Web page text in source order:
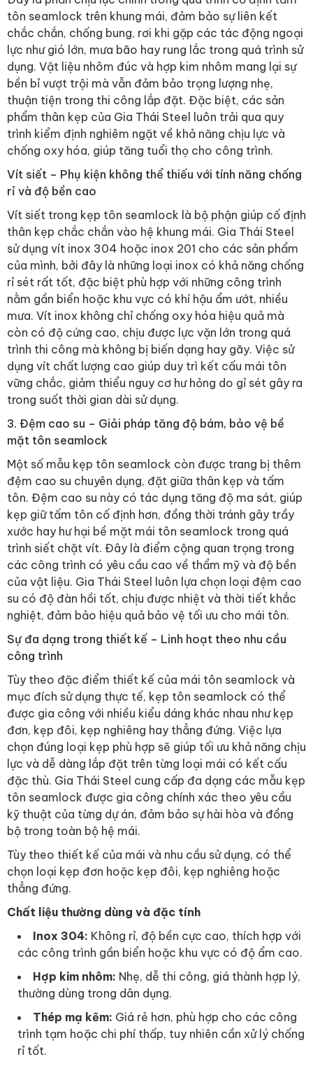
tôn seamlock trên khung mái, đảm bảo sự liên kết
chắc chắn, chống bung, rơi khi gặp các tác động ngoại
lực như gió lớn, mưa bão hay rung lắc trong quá trình sử
dụng. Vật liệu nhôm đúc và hợp kim nhôm mang lại sự
bền bỉ vượt trội mà vẫn đảm bảo trọng lượng nhẹ,
thuận tiện trong thi công lắp đặt. Đặc biệt, các sản
phẩm thân kẹp của Gia Thái Steel luôn trải qua quy
trình kiểm định nghiêm ngặt về khả năng chịu lực và
chống oxy hóa, giúp tăng tuổi thọ cho công trình.
Vít siết – Phụ kiện không thể thiếu với tính năng chống
rỉ và độ bền cao
Vít siết trong kẹp tôn seamlock là bộ phận giúp cố định
thân kẹp chắc chắn vào hệ khung mái. Gia Thái Steel
sử dụng vít inox 304 hoặc inox 201 cho các sản phẩm
của mình, bởi đây là những loại inox có khả năng chống
rỉ sét rất tốt, đặc biệt phù hợp với những công trình
nằm gần biển hoặc khu vực có khí hậu ẩm ướt, nhiều
mưa. Vít inox không chỉ chống oxy hóa hiệu quả mà
còn có độ cứng cao, chịu được lực vặn lớn trong quá
trình thi công mà không bị biến dạng hay gãy. Việc sử
dụng vít chất lượng cao giúp duy trì kết cấu mái tôn
vững chắc, giảm thiểu nguy cơ hư hỏng do gỉ sét gây ra
trong suốt thời gian dài sử dụng.
3. Đệm cao su – Giải pháp tăng độ bám, bảo vệ bề
mặt tôn seamlock
Một số mẫu kẹp tôn seamlock còn được trang bị thêm
đệm cao su chuyên dụng, đặt giữa thân kẹp và tấm
tôn. Đệm cao su này có tác dụng tăng độ ma sát, giúp
kẹp giữ tấm tôn cố định hơn, đồng thời tránh gây trầy
xước hay hư hại bề mặt mái tôn seamlock trong quá
trình siết chặt vít. Đây là điểm cộng quan trọng trong
các công trình có yêu cầu cao về thẩm mỹ và độ bền
của vật liệu. Gia Thái Steel luôn lựa chọn loại đệm cao
su có độ đàn hồi tốt, chịu được nhiệt và thời tiết khắc
nghiệt, đảm bảo hiệu quả bảo vệ tối ưu cho mái tôn.
Sự đa dạng trong thiết kế – Linh hoạt theo nhu cầu
công trình
Tùy theo đặc điểm thiết kế của mái tôn seamlock và
mục đích sử dụng thực tế, kẹp tôn seamlock có thể
được gia công với nhiều kiểu dáng khác nhau như kẹp
đơn, kẹp đôi, kẹp nghiêng hay thẳng đứng. Việc lựa
chọn đúng loại kẹp phù hợp sẽ giúp tối ưu khả năng chịu
lực và dễ dàng lắp đặt trên từng loại mái có kết cấu
đặc thù. Gia Thái Steel cung cấp đa dạng các mẫu kẹp
tôn seamlock được gia công chính xác theo yêu cầu
kỹ thuật của từng dự án, đảm bảo sự hài hòa và đồng
bộ trong toàn bộ hệ mái.
Tùy theo thiết kế của mái và nhu cầu sử dụng, có thể
chọn loại kẹp đơn hoặc kẹp đôi, kẹp nghiêng hoặc
thẳng đứng.
Chất liệu thường dùng và đặc tính
Inox 304: Không rỉ, độ bền cực cao, thích hợp với
các công trình gần biển hoặc khu vực có độ ẩm cao.
Hợp kim nhôm: Nhẹ, dễ thi công, giá thành hợp lý,
thường dùng trong dân dụng.
Thép mạ kẽm: Giá rẻ hơn, phù hợp cho các công
trình tạm hoặc chi phí thấp, tuy nhiên cần xử lý chống
rỉ tốt.